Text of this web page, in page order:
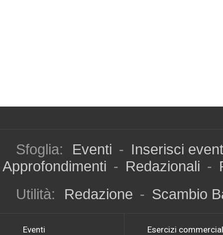
Sfoglia: Eventi - Inserisci
Approfondimenti - Redazionali -
Utilità:
Redazione - Scambio
Eventi Esercizi